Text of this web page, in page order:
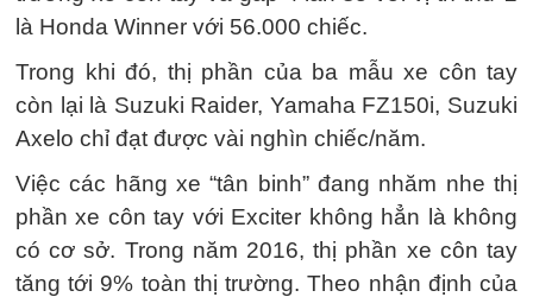
là Honda Winner với 56.000 chiếc.
Trong khi đó, thị phần của ba mẫu xe côn tay
còn lại là Suzuki Raider, Yamaha FZ150i, Suzuki
Axelo chỉ đạt được vài nghìn chiếc/năm.
Việc các hãng xe “tân binh” đang nhăm nhe thị
phần xe côn tay với Exciter không hẳn là không
có cơ sở. Trong năm 2016, thị phần xe côn tay
tăng tới 9% toàn thị trường. Theo nhận định của